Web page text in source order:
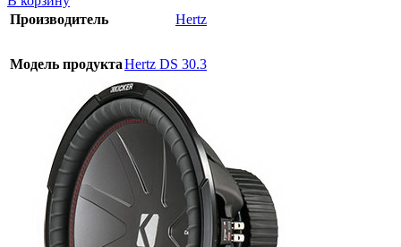
Производитель
Hertz
Модель продуктаHertz DS 30.3